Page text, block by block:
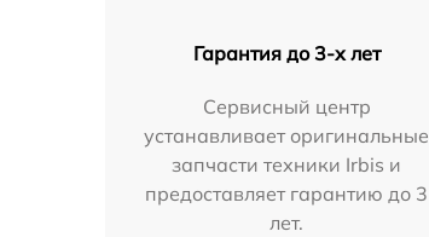
Гарантия до 3-х лет
Сервисный центр
устанавливает оригинальные
запчасти техники Irbis и
предоставляет гарантию до 3
лет.